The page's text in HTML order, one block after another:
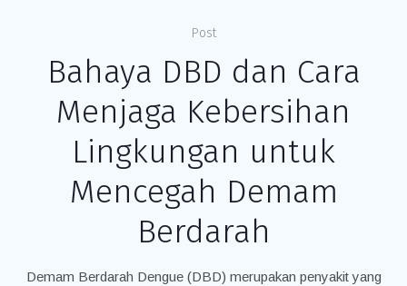
Post
Bahaya DBD dan Cara
Menjaga Kebersihan
Lingkungan untuk
Mencegah Demam
Berdarah
Demam Berdarah Dengue (DBD) merupakan penyakit yang